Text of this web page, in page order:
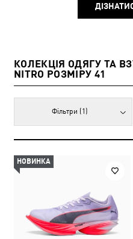
КОЛЕКЦІЯ ОДЯГУ ТА
NITRO РОЗМІРУ 41
Фільтри (1)
НОВИНКА